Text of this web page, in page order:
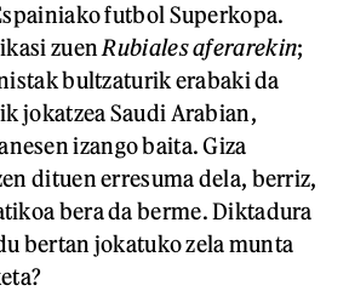
futbol Superkopa.
zuen Rubiales aferarekin;
bultzaturik erabaki da
jokatzea Saudi Arabian,
izango baita. Giza
dituen erresuma dela, berriz,
bera da berme. Diktadura
bertan jokatuko zela munta